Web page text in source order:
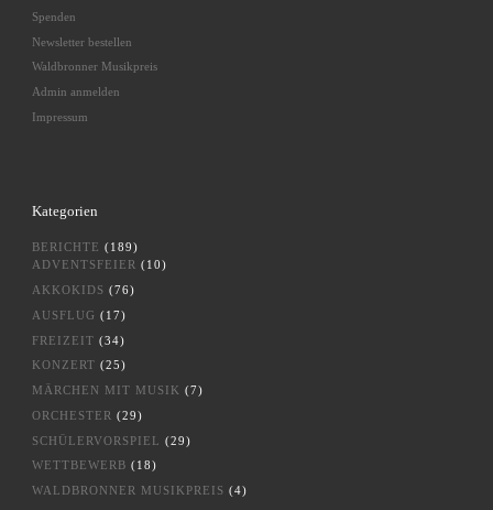
Spenden
Newsletter bestellen
Waldbronner Musikpreis
Admin anmelden
Impressum
Kategorien
BERICHTE (189)
ADVENTSFEIER (10)
AKKOKIDS (76)
AUSFLUG (17)
FREIZEIT (34)
KONZERT (25)
MÄRCHEN MIT MUSIK (7)
ORCHESTER (29)
SCHÜLERVORSPIEL (29)
WETTBEWERB (18)
WALDBRONNER MUSIKPREIS (4)